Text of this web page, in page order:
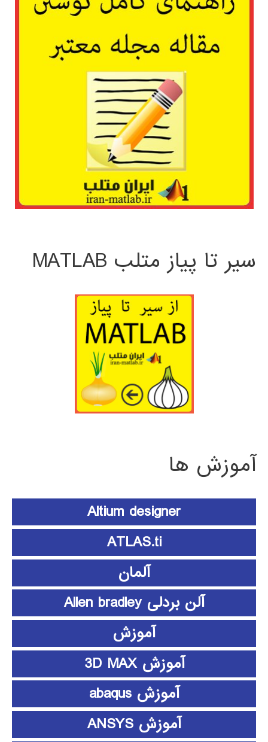
سیر تا پیاز متلب MATLAB
آموزش ها
Altium designer
ATLAS.ti
آلمان
آلن بردلی Allen bradley
آموزش
آموزش 3D MAX
آموزش abaqus
آموزش ANSYS